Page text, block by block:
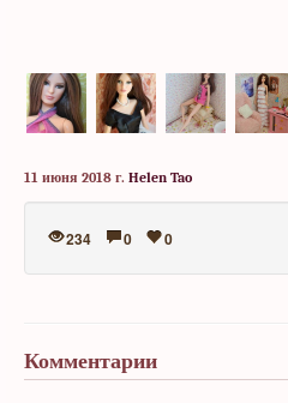
11 июня 2018 г. Helen Tao
234 0 0
Комментарии